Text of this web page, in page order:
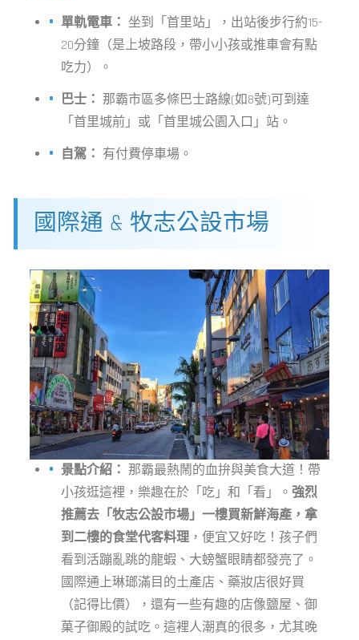
單軌電車： 坐到「首里站」，出站後步行約15-
20分鐘（是上坡路段，帶小小孩或推車會有點
吃力）。
巴士： 那霸市區多條巴士路線(如8號)可到達
「首里城前」或「首里城公園入口」站。
自駕： 有付費停車場。
國際通 & 牧志公設市場
景點介紹： 那霸最熱鬧的血拚與美食大道！帶
小孩逛這裡，樂趣在於「吃」和「看」。強烈
推薦去「牧志公設市場」一樓買新鮮海產，拿
到二樓的食堂代客料理 ，便宜又好吃！孩子們
看到活蹦亂跳的龍蝦、大螃蟹眼睛都發亮了。
國際通上琳瑯滿目的土產店、藥妝店很好買
（記得比價），還有一些有趣的店像鹽屋、御
菓子御殿的試吃。這裡人潮真的很多，尤其晚